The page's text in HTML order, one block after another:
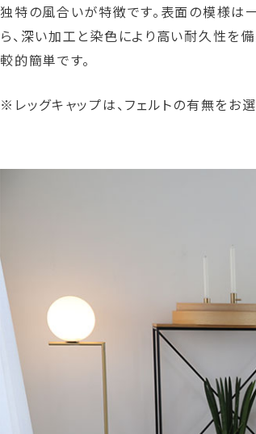
独特の風合いが特徴です。表面の模様は
ら、深い加工と染色により高い耐久性を備
較的簡単です。
※レッグキャップは、フェルトの有無をお